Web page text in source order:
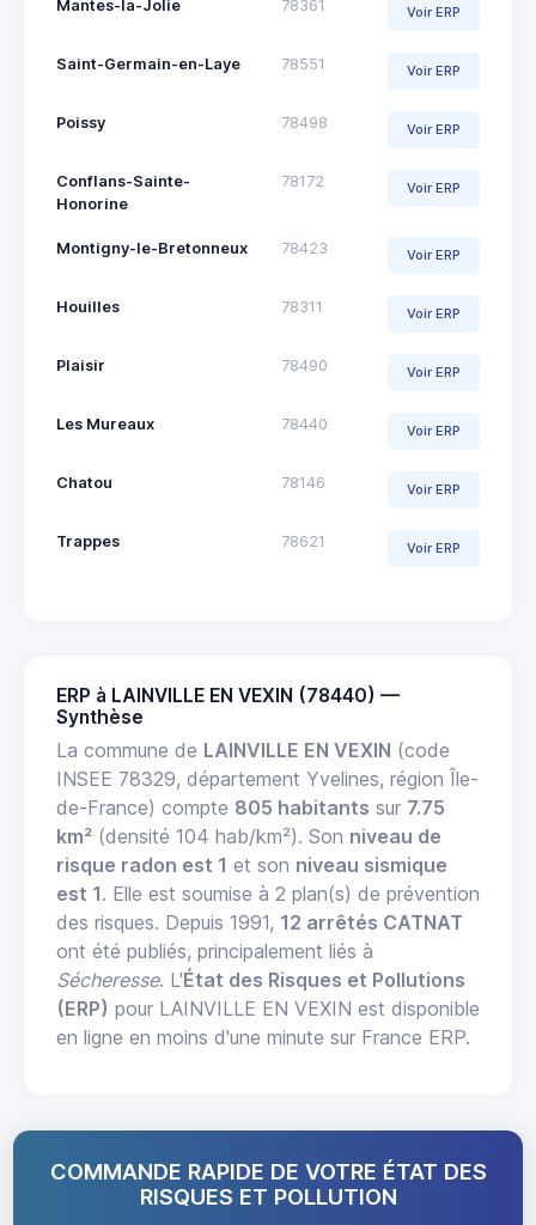
Mantes-la-Jolie 78361 Voir ERP
Saint-Germain-en-Laye 78551 Voir ERP
Poissy 78498 Voir ERP
Conflans-Sainte-
Honorine
78172 Voir ERP
Montigny-le-Bretonneux 78423 Voir ERP
Houilles 78311 Voir ERP
Plaisir 78490 Voir ERP
Les Mureaux 78440 Voir ERP
Chatou 78146 Voir ERP
Trappes 78621 Voir ERP
ERP à LAINVILLE EN VEXIN (78440) —
Synthèse
La commune de LAINVILLE EN VEXIN (code
INSEE 78329, département Yvelines, région Île-
de-France) compte 805 habitants sur 7.75
km² (densité 104 hab/km²). Son niveau de
risque radon est 1 et son niveau sismique
est 1. Elle est soumise à 2 plan(s) de prévention
des risques. Depuis 1991, 12 arrêtés CATNAT
ont été publiés, principalement liés à
Sécheresse. L'État des Risques et Pollutions
(ERP) pour LAINVILLE EN VEXIN est disponible
en ligne en moins d'une minute sur France ERP.
COMMANDE RAPIDE DE VOTRE ÉTAT DES
RISQUES ET POLLUTION